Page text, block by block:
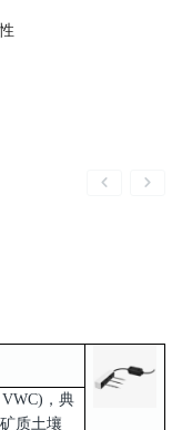
VWC)，典
质土壤